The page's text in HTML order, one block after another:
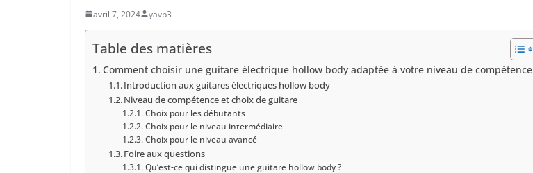
avril 7, 2024 yavb3
Table des matières
Comment choisir une guitare électrique hollow body adaptée à votre niveau de compétence
Introduction‌ aux guitares​ électriques hollow​ body
Niveau‍ de compétence et choix de ⁣guitare
Choix pour les débutants
Choix pour le niveau intermédiaire
Choix pour le niveau avancé
Foire ⁣aux questions
Qu’est-ce qui distingue une guitare hollow body ?